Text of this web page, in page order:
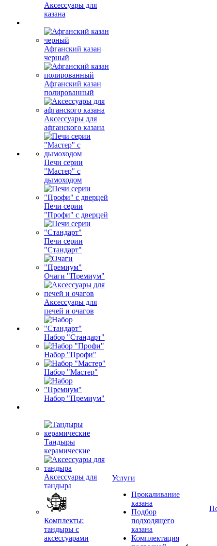
Аксессуары для
казана
Афганский казан
черный
Афганский казан
полированный
Аксессуары для
афганского казана
Печи серии
"Мастер" с
дымоходом
Печи серии
"Профи" с дверцей
Печи серии
"Стандарт"
Очаги "Премиум"
Аксессуары для
печей и очагов
Набор "Стандарт"
Набор "Профи"
Набор "Мастер"
Набор "Премиум"
Тандыры
керамические
Аксессуары для
тандыра
Комплекты:
тандыры с
аксессуарами
Услуги
Прокаливание
казана
Подбор
подходящего
казана
Комплектация